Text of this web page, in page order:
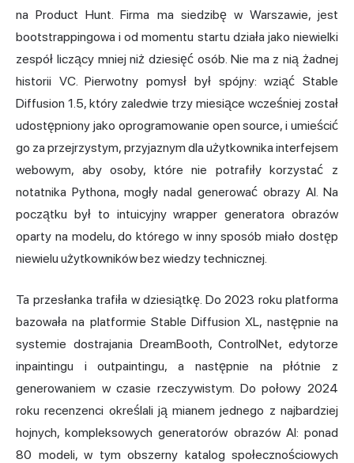
na Product Hunt. Firma ma siedzibę w Warszawie, jest
bootstrappingowa i od momentu startu działa jako niewielki
zespół liczący mniej niż dziesięć osób. Nie ma z nią żadnej
historii VC. Pierwotny pomysł był spójny: wziąć Stable
Diffusion 1.5, który zaledwie trzy miesiące wcześniej został
udostępniony jako oprogramowanie open source, i umieścić
go za przejrzystym, przyjaznym dla użytkownika interfejsem
webowym, aby osoby, które nie potrafiły korzystać z
notatnika Pythona, mogły nadal generować obrazy AI. Na
początku był to intuicyjny wrapper generatora obrazów
oparty na modelu, do którego w inny sposób miało dostęp
niewielu użytkowników bez wiedzy technicznej.
Ta przesłanka trafiła w dziesiątkę. Do 2023 roku platforma
bazowała na platformie Stable Diffusion XL, następnie na
systemie dostrajania DreamBooth, ControlNet, edytorze
inpaintingu i outpaintingu, a następnie na płótnie z
generowaniem w czasie rzeczywistym. Do połowy 2024
roku recenzenci określali ją mianem jednego z najbardziej
hojnych, kompleksowych generatorów obrazów AI: ponad
80 modeli, w tym obszerny katalog społecznościowych